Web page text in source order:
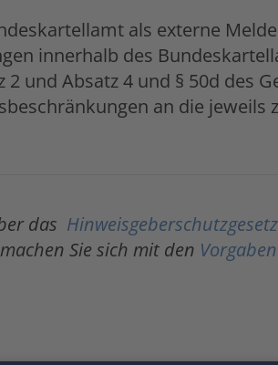
als externe
innerhalb des
2 und Absatz 4 und § 50d des
an die jeweils
das
Sie sich mit den